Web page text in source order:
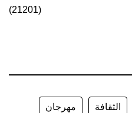
(21201)
الثقافة مهرجان